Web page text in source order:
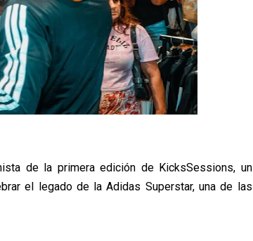
de la primera edición de KicksSessions, un
el legado de la Adidas Superstar, una de las